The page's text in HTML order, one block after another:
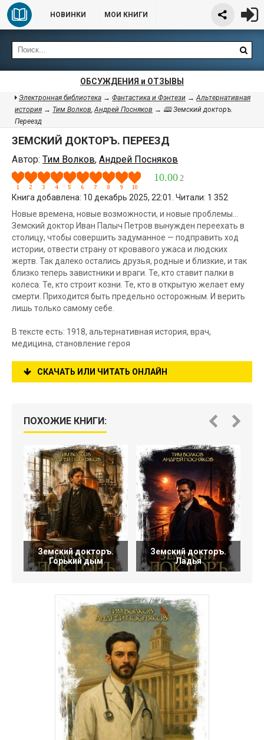
НОВИНКИ МОИ КНИГИ
ОБСУЖДЕНИЯ и ОТЗЫВЫ
Электронная библиотека → Фантастика и Фэнтези →Альтернативная
история → Тим Волков,Андрей Посняков → 🕮 Земский докторъ.
Переезд
ЗЕМСКИЙ ДОКТОРЪ. ПЕРЕЕЗД
Автор: Тим Волков, Андрей Посняков
10.00 2
Книга добавлена: 10 декабрь 2025, 22:01. Читали: 1 352
Новые времена, новые возможности, и новые проблемы...
Земский доктор Иван Палыч Петров вынужден переехать в
столицу, чтобы совершить задуманное — подправить ход
истории, отвести страну от кровавого ужаса и людских
жертв. Так далеко остались друзья, родные и близкие, и так
близко теперь завистники и враги. Те, кто ставит палки в
колеса. Те, кто строит козни. Те, кто в открытую желает ему
смерти. Приходится быть предельно осторожным. И верить
лишь только самому себе.
В тексте есть: 1918, альтернативная история, врач,
медицина, становление героя
СКАЧАТЬ ИЛИ ЧИТАТЬ ОНЛАЙН
ПОХОЖИЕ КНИГИ:
Земский докторъ.
Горький дым
Земский докторъ.
Ладья